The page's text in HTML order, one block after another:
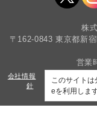
このサイト
eを利用しま
株
〒162-0843 東京都新
営業
会社情報 採用情報 条
針
サイトマップ
Copyright(c)